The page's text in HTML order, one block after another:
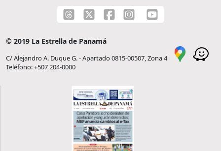
© 2019 La Estrella de Panamá
C/ Alejandro A. Duque G. - Apartado 0815-00507, Zona 4
Teléfono: +507 204-0000